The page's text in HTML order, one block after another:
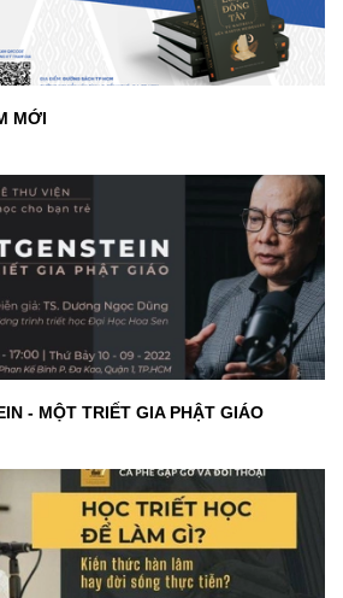
MỚI
- MỘT TRIẾT GIA PHẬT GIÁO